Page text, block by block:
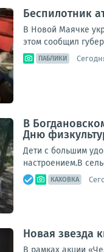
Беспилотник
В Новой Маячке
этом сообщил
ПАБЛИКИ
В
Дню
Дети с большим
настроением.В
КАХОВКА
Новая звезда
В рамках акции